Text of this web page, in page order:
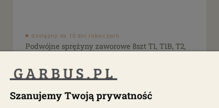
dostępny do 10 dni roboczych
Podwójne sprężyny zaworowe 8szt T1, T1B, T2,
1731
451,00 zł
Szanujemy Twoją prywatność